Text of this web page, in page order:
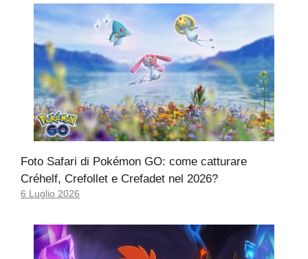
Foto Safari di Pokémon GO: come catturare
Créhelf, Crefollet e Crefadet nel 2026?
6 Luglio 2026